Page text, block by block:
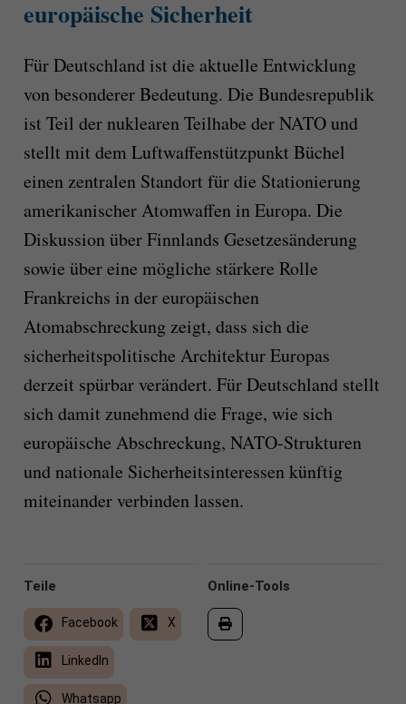
europäische Sicherheit
Für Deutschland ist die aktuelle Entwicklung
von besonderer Bedeutung. Die Bundesrepublik
ist Teil der nuklearen Teilhabe der NATO und
stellt mit dem Luftwaffenstützpunkt Büchel
einen zentralen Standort für die Stationierung
amerikanischer Atomwaffen in Europa. Die
Diskussion über Finnlands Gesetzesänderung
sowie über eine mögliche stärkere Rolle
Frankreichs in der europäischen
Atomabschreckung zeigt, dass sich die
sicherheitspolitische Architektur Europas
derzeit spürbar verändert. Für Deutschland stellt
sich damit zunehmend die Frage, wie sich
europäische Abschreckung, NATO-Strukturen
und nationale Sicherheitsinteressen künftig
miteinander verbinden lassen.
Online-Tools
Teile
Facebook X
LinkedIn
Whatsapp